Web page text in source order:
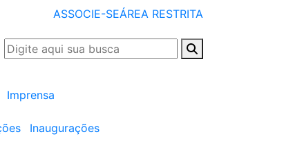
ASSOCIE-SEÁREA RESTRITA
Imprensa
Inaugurações